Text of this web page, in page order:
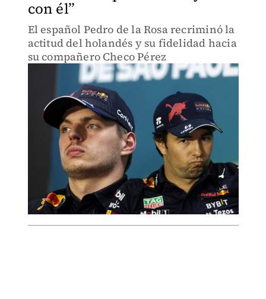
con él”
El español Pedro de la Rosa recriminó la
actitud del holandés y su fidelidad hacia
su compañero Checo Pérez